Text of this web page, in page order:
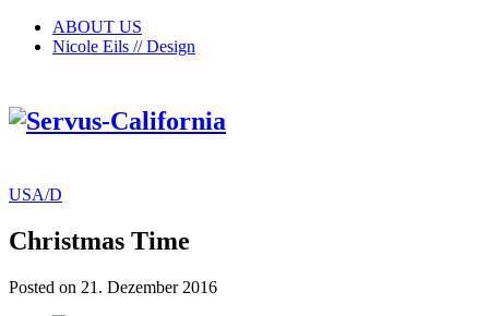
ABOUT US
Nicole Eils // Design
USA/D
Christmas Time
Posted on 21. Dezember 2016